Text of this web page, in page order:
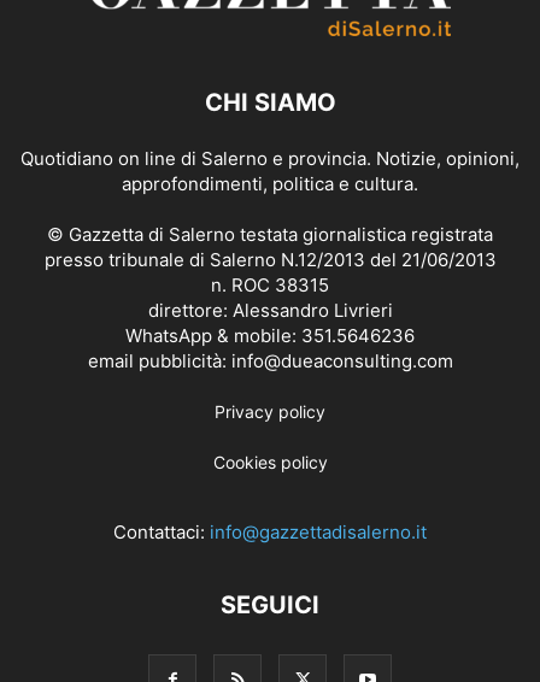
CHI SIAMO
Quotidiano on line di Salerno e provincia. Notizie, opinioni,
approfondimenti, politica e cultura.
© Gazzetta di Salerno testata giornalistica registrata
presso tribunale di Salerno N.12/2013 del 21/06/2013
n. ROC 38315
direttore: Alessandro Livrieri
WhatsApp & mobile: 351.5646236
email pubblicità: info@dueaconsulting.com
Privacy policy
Cookies policy
Contattaci: info@gazzettadisalerno.it
SEGUICI